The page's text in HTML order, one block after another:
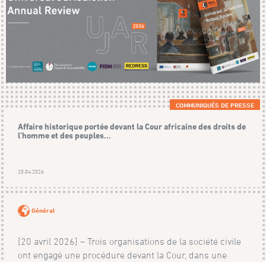
COMMUNIQUÉS DE PRESSE
Affaire historique portée devant la Cour africaine des droits de
l’homme et des peuples...
20.04.2026
Général
[20 avril 2026] – Trois organisations de la société civile
ont engagé une procédure devant la Cour, dans une